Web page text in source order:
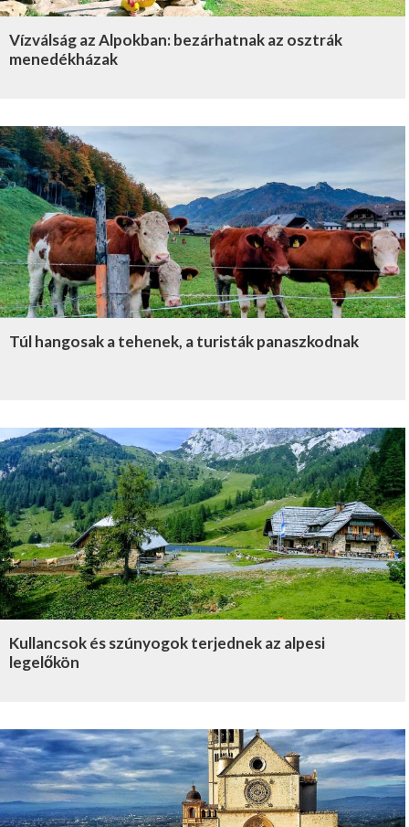
Vízválság az Alpokban: bezárhatnak az osztrák
menedékházak
Túl hangosak a tehenek, a turisták panaszkodnak
Kullancsok és szúnyogok terjednek az alpesi
legelőkön